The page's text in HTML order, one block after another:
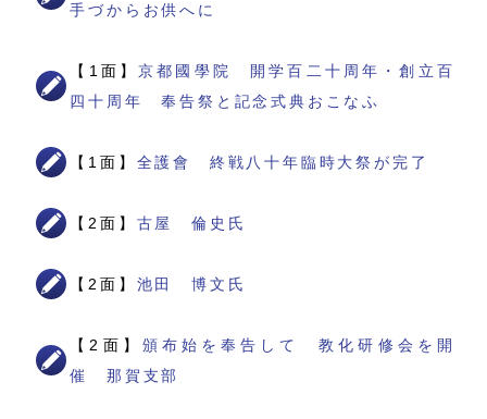
手づからお供へに
【1面】京都國學院 開学百二十周年・創立百
四十周年 奉告祭と記念式典おこなふ
【1面】 全護會 終戦八十年臨時大祭が完了
【2面】 古屋 倫史氏
【2面】 池田 博文氏
【2面】 頒布始を奉告して 教化研修会を開
催 那賀支部